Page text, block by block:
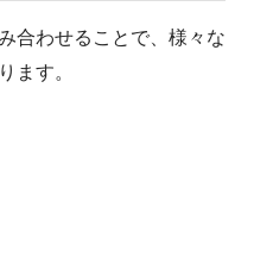
合わせることで、様々な
ます。